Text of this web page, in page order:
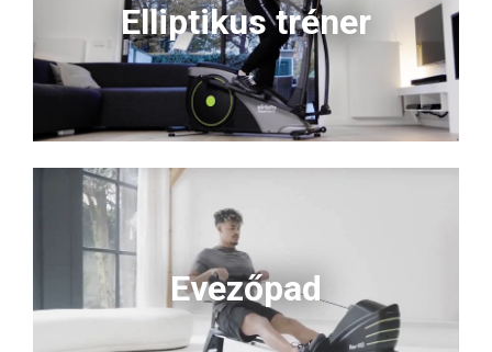
Elliptikus tréner
Evezőpad